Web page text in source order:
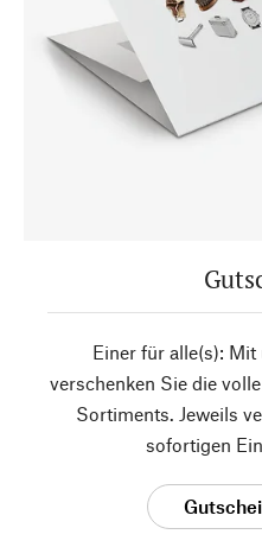
Einer für alle(s):
verschenken Sie die
Sortiments. Jeweils
sofortigen